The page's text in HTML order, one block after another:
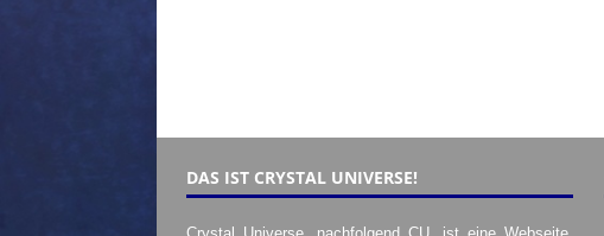
DAS IST CRYSTAL UNIVERSE!